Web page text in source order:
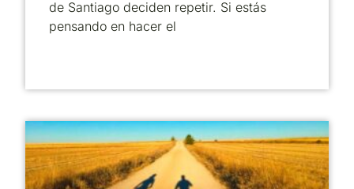
de Santiago deciden repetir. Si estás
pensando en hacer el